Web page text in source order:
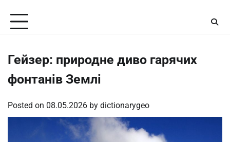
content
Гейзер: природне диво гарячих
фонтанів Землі
Posted on 08.05.2026 by dictionarygeo